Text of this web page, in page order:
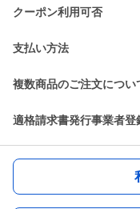
クーポン利用可否
支払い方法
複数商品のご注文につい
適格請求書発行事業者登